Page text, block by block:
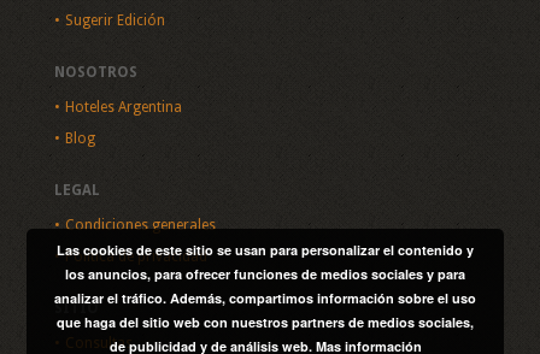
Sugerir Edición
NOSOTROS
Hoteles Argentina
Blog
LEGAL
Condiciones generales
Política de privacidad
SITIO
Consultas
Las cookies de este sitio se usan para personalizar el contenido y
los anuncios, para ofrecer funciones de medios sociales y para
analizar el tráfico. Además, compartimos información sobre el uso
que haga del sitio web con nuestros partners de medios sociales,
de publicidad y de análisis web. Mas información